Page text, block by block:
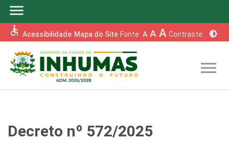
menu
accessible Acessibilidade Mapa do Site Fonte: A A A Contraste: brightness_6
menu
Decreto nº 572/2025